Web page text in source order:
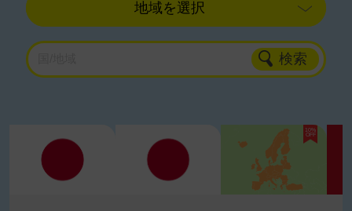
10%
OFF